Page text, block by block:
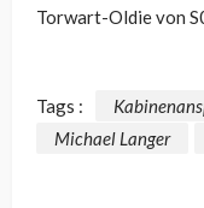
Torwart-Oldie von
Tags :
Michael Langer